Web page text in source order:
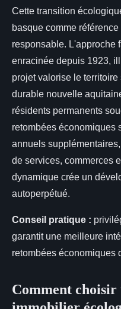
Cette transition
basque comme
responsable. L'approche
enracinée depuis 1923,
projet valorise le
durable nouvelle
résidents permanents
retombées économiques
annuels
de services, commerces
dynamique crée un
autoperpétué.
Conseil pratique :
garantit une meilleure
retombées économiques
Comment